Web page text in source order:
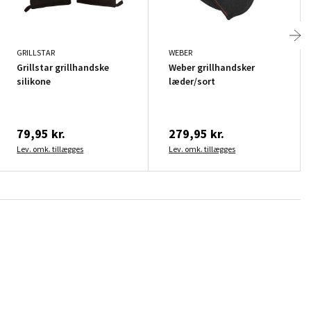
GRILLSTAR
Grillstar grillhandske
silikone
79,95 kr.
Lev. omk. tillægges
WEBER
Weber grillhandsker
læder/sort
279,95 kr.
Lev. omk. tillægges